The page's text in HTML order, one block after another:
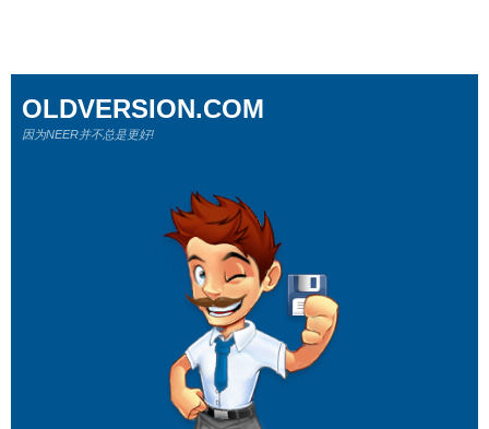
OLDVERSION.COM
因为NEER并不总是更好!